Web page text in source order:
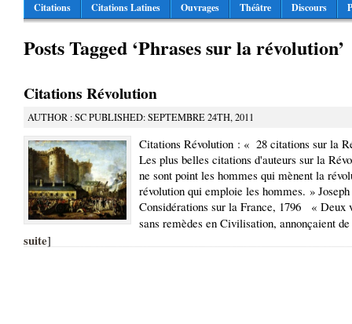
Citations Citations Latines Ouvrages Théâtre Discours
Posts Tagged ‘Phrases sur la révolution’
Citations Révolution
AUTHOR : SC PUBLISHED: SEPTEMBRE 24TH, 2011
Citations Révolution : « 28 citations sur la
Les plus belles citations d'auteurs sur la
ne sont point les hommes qui mènent la
révolution qui emploie les hommes. »
Considérations sur la France, 1796 « Deux
sans remèdes en Civilisation, annonçaient
suite]